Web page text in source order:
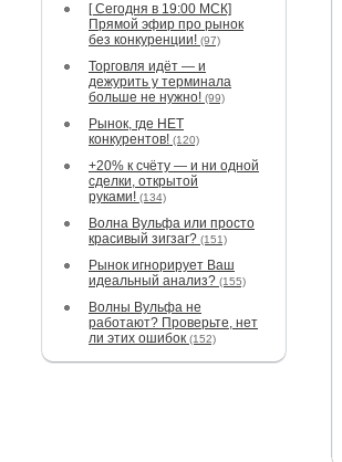
[ Сегодня в 19:00 МСК]
Прямой эфир про рынок
без конкуренции! (97)
Торговля идёт — и
дежурить у терминала
больше не нужно! (99)
Рынок, где НЕТ
конкурентов! (120)
+20% к счёту — и ни одной
сделки, открытой
руками! (134)
Волна Вульфа или просто
красивый зигзаг? (151)
Рынок игнорирует Ваш
идеальный анализ? (155)
Волны Вульфа не
работают? Проверьте, нет
ли этих ошибок (152)